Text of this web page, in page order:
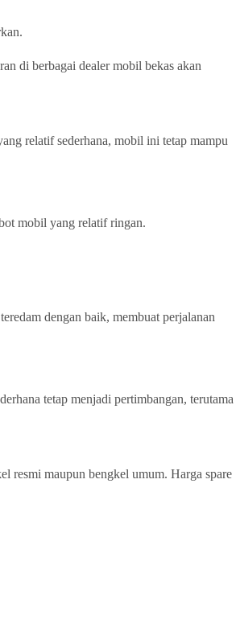
di berbagai dealer mobil bekas akan
relatif sederhana, mobil ini tetap mampu
mobil yang relatif ringan.
dengan baik, membuat perjalanan
tetap menjadi pertimbangan, terutama
resmi maupun bengkel umum. Harga spare